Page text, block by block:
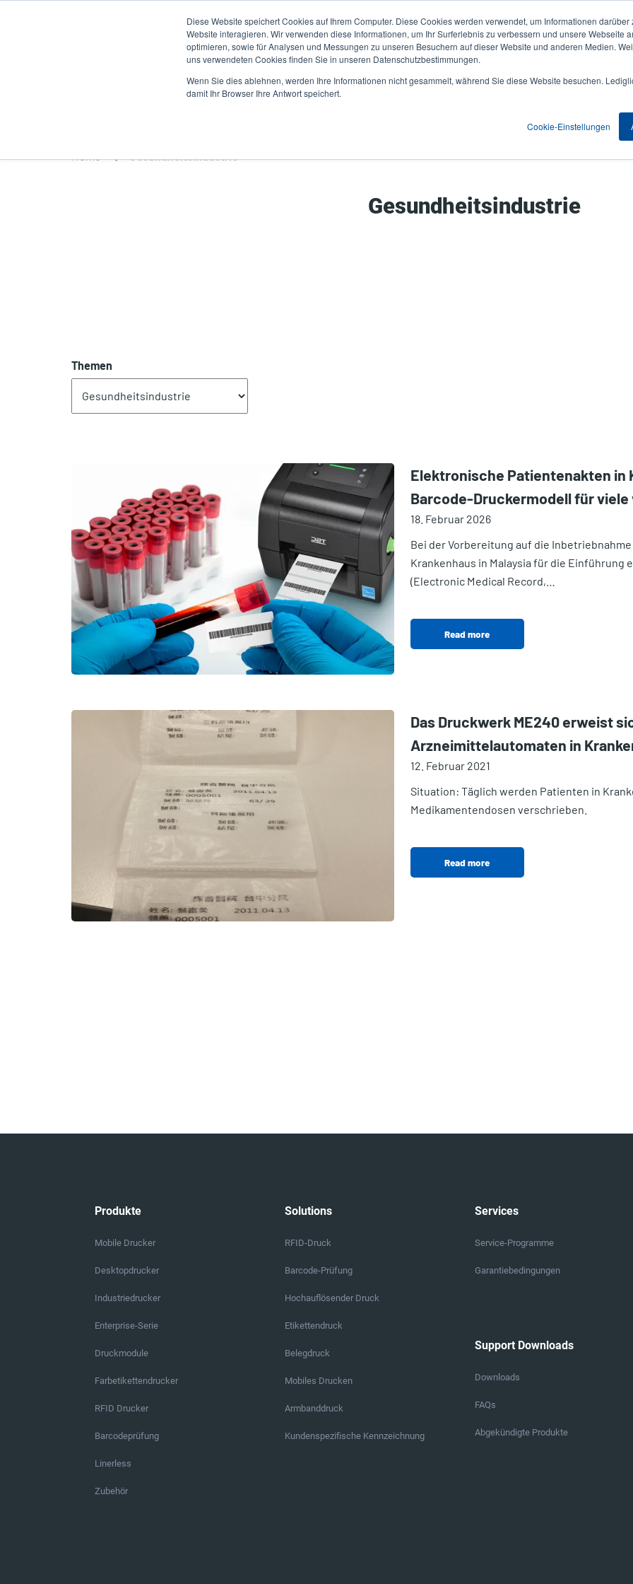
Diese Website speichert Cookies auf Ihrem Computer. Diese Cookies werden verwendet, um Informationen
Website interagieren. Wir verwenden diese Informationen, um Ihr Surferlebnis zu verbessern und unsere Webseite
optimieren, sowie für Analysen und Messungen zu unseren Besuchern auf dieser Website und anderen Medien.
uns verwendeten Cookies finden Sie in unseren Datenschutzbestimmungen.
Wenn Sie dies ablehnen, werden Ihre Informationen nicht gesammelt, während Sie diese Website besuchen.
damit Ihr Browser Ihre Antwort speichert.
Cookie-Einstellungen
User
account
menu
Aktuelles & Veranstaltungen Unternehmen
Home Gesundheitsindustrie
Gesundheitsindustrie
Themen
Elektronische Patientenakten in
Barcode-Druckermodell für
18. Februar 2026
Bei der Vorbereitung auf die
Krankenhaus in Malaysia für die
(Electronic Medical Record,…
Read more
Das Druckwerk ME240 erweist
Arzneimittelautomaten in
12. Februar 2021
Situation: Täglich werden Patienten in
Medikamentendosen verschrieben.
Read more
Produkte
Mobile Drucker
Desktopdrucker
Industriedrucker
Enterprise-Serie
Druckmodule
Farbetikettendrucker
RFID Drucker
Barcodeprüfung
Linerless
Zubehör
Solutions
RFID-Druck
Barcode-Prüfung
Hochauflösender Druck
Etikettendruck
Belegdruck
Mobiles Drucken
Armbanddruck
Kundenspezifische Kennzeichnung
Services
Service-Programme
Garantiebedingungen
Support Downloads
Downloads
FAQs
Abgekündigte Produkte